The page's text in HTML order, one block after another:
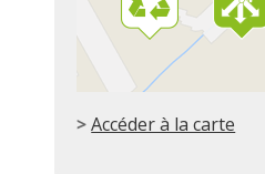
Accéder à la carte